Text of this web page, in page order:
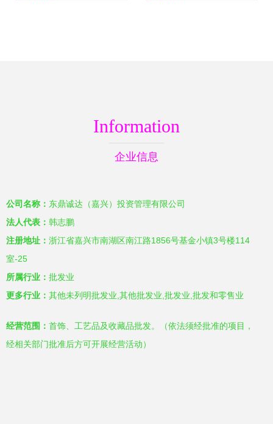
Information
企业信息
公司名称： 东鼎诚达（嘉兴）投资管理有限公司
法人代表： 韩志鹏
注册地址： 浙江省嘉兴市南湖区南江路1856号基金小镇3号楼114
室-25
所属行业： 批发业
更多行业： 其他未列明批发业,其他批发业,批发业,批发和零售业
经营范围： 首饰、工艺品及收藏品批发。（依法须经批准的项目，
经相关部门批准后方可开展经营活动）